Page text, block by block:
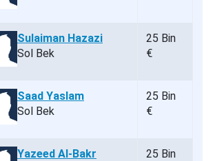
Sulaiman Hazazi
Sol Bek
25 Bin
€
Saad Yaslam
Sol Bek
25 Bin
€
Yazeed Al-Bakr
25 Bin